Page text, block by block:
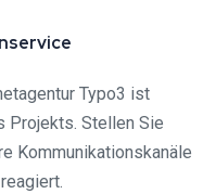
Typo3 ist
Projekts. Stellen Sie
Kommunikationskanäle